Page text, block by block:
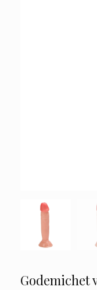
Godemichet